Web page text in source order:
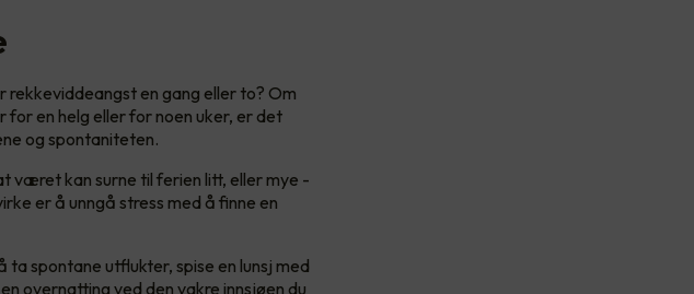
rekkeviddeangst en gang eller to? Om
en helg eller for noen uker, er det
og spontaniteten.
været kan surne til ferien litt, eller mye -
er å unngå stress med å finne en
spontane utflukter, spise en lunsj med
overnatting ved den vakre innsjøen du